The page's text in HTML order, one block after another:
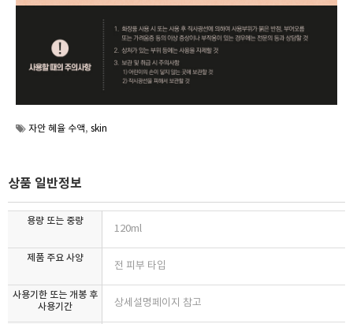
자안 혜율 수액, skin
상품 일반정보
용량 또는 중량
120ml
제품 주요 사양
전 피부 타입
사용기한 또는 개봉 후
사용기간
상세설명페이지 참고